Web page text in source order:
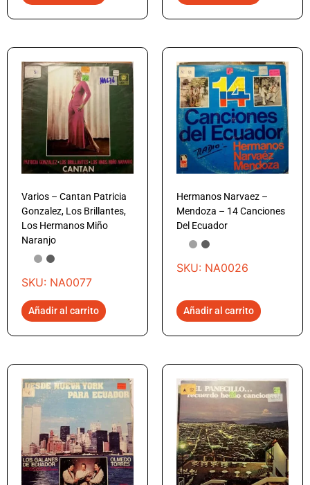
Varios – Cantan Patricia
Gonzalez, Los Brillantes,
Los Hermanos Miño
Naranjo
SKU: NA0077
Añadir al carrito
Hermanos Narvaez –
Mendoza – 14 Canciones
Del Ecuador
SKU: NA0026
Añadir al carrito